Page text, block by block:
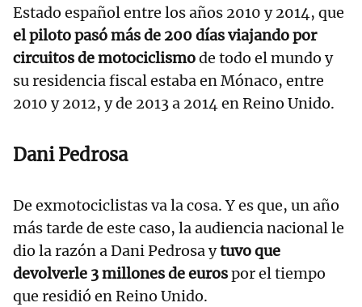
Estado español entre los años 2010 y 2014, que
el piloto pasó más de 200 días viajando por
circuitos de motociclismode todo el mundo y
su residencia fiscal estaba en Mónaco, entre
2010 y 2012, y de 2013 a 2014 en Reino Unido.
Dani Pedrosa
De exmotociclistas va la cosa. Y es que, un año
más tarde de este caso, la audiencia nacional le
dio la razón a Dani Pedrosa ytuvo que
devolverle 3 millones de eurospor el tiempo
que residió en Reino Unido.